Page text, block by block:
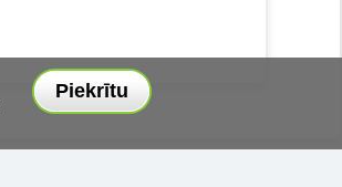
Piekrītu